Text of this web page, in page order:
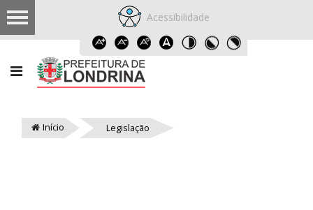
Acessibilidade
Início Legislação